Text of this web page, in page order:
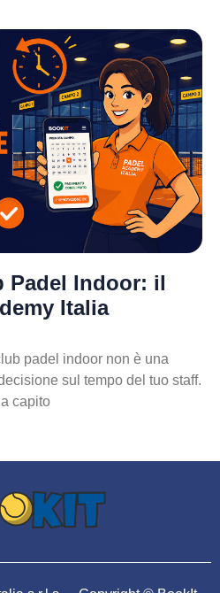
Padel Indoor: il
Italia
padel indoor non è una
sul tempo del tuo staff.
capito